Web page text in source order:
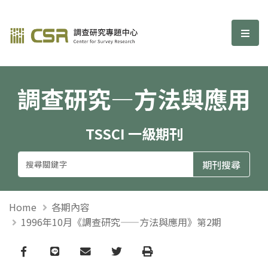
調查研究—方法與應用期刊 選
調查研究—方法與應用
TSSCI 一級期刊
Home
各期內容
1996年10月《調查研究——方法與應用》第2期
Facebook
line email TwitterPrint